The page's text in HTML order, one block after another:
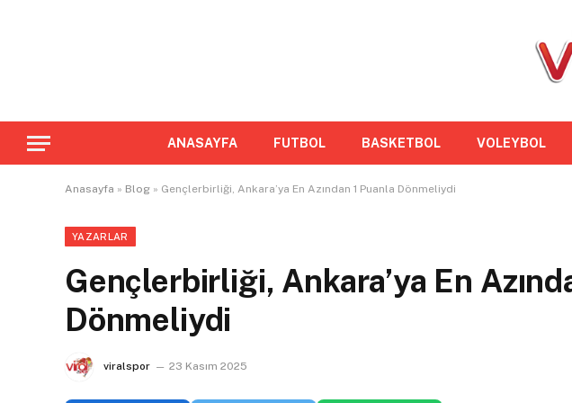
ANASAYFA FUTBOL BASKETBOL VOLEYBOL
Anasayfa » Blog » Gençlerbirliği, Ankara’ya En Azından 1 Puanla Dönmeliydi
YAZARLAR
Gençlerbirliği, Ankara’ya En
Dönmeliydi
viralspor 23 Kasım 2025